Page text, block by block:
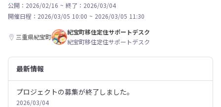
公開：2026/02/16 ~ 終了：2026/03/04
開催日程： 2026/03/05 10:00 ~ 2026/03/05 11:30
三重県紀宝町
紀宝町移住定住サポートデスク
紀宝町移住定住サポートデスク
最新情報
プロジェクトの募集が終了しました。
2026/03/04